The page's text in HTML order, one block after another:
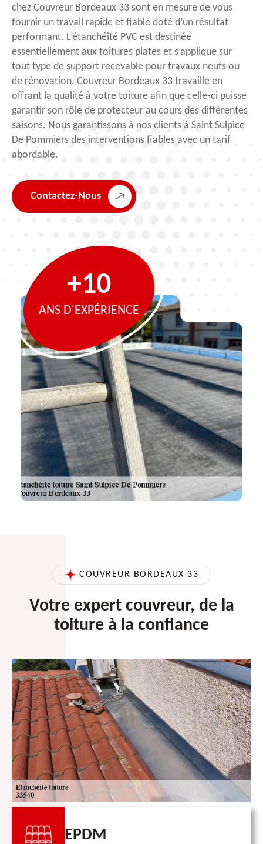
chez Couvreur Bordeaux 33 sont en mesure de vous
fournir un travail rapide et fiable doté d’un résultat
performant. L’étanchéité PVC est destinée
essentiellement aux toitures plates et s’applique sur
tout type de support recevable pour travaux neufs ou
de rénovation. Couvreur Bordeaux 33 travaille en
offrant la qualité à votre toiture afin que celle-ci puisse
garantir son rôle de protecteur au cours des différentes
saisons. Nous garantissons à nos clients à Saint Sulpice
De Pommiers des interventions fiables avec un tarif
abordable.
Contactez-Nous
+10
ANS D'EXPÉRIENCE
COUVREUR BORDEAUX 33
Votre expert couvreur, de la
toiture à la confiance
EPDM